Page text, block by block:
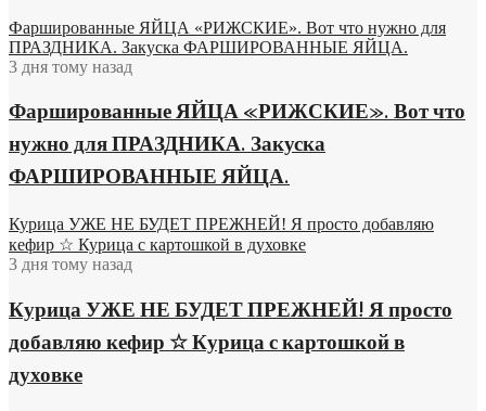
Фаршированные ЯЙЦА «РИЖСКИЕ». Вот что нужно для
ПРАЗДНИКА. Закуска ФАРШИРОВАННЫЕ ЯЙЦА.
3 дня тому назад
Фаршированные ЯЙЦА «РИЖСКИЕ». Вот что
нужно для ПРАЗДНИКА. Закуска
ФАРШИРОВАННЫЕ ЯЙЦА.
Курица УЖЕ НЕ БУДЕТ ПРЕЖНЕЙ! Я просто добавляю
кефир ☆ Курица с картошкой в духовке
3 дня тому назад
Курица УЖЕ НЕ БУДЕТ ПРЕЖНЕЙ! Я просто
добавляю кефир ☆ Курица с картошкой в
духовке